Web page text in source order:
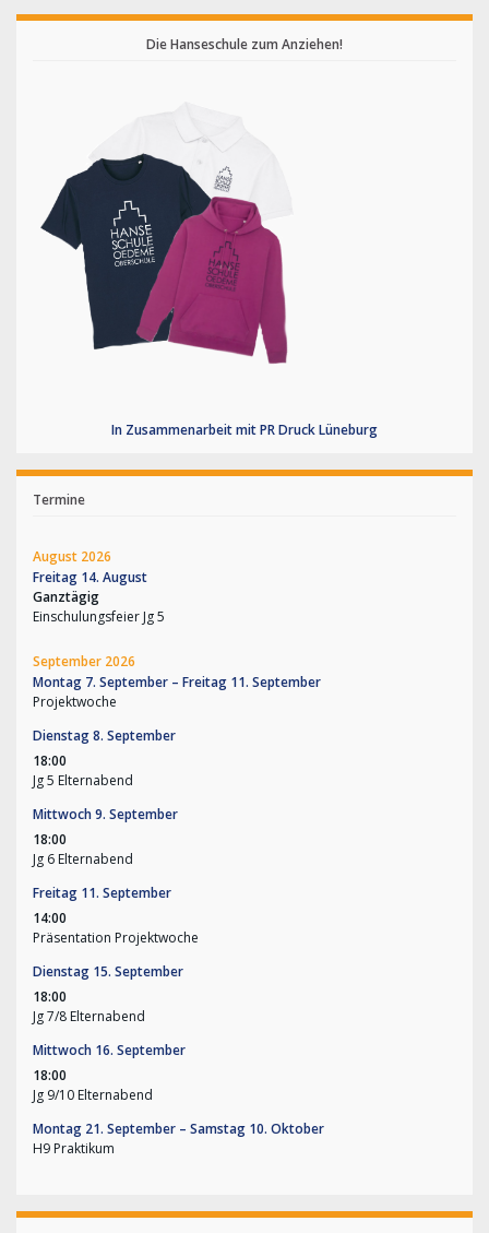
Die Hanseschule zum Anziehen!
In Zusammenarbeit mit PR Druck Lüneburg
Termine
August 2026
Freitag 14. August
Ganztägig
Einschulungsfeier Jg 5
September 2026
Montag 7. September – Freitag 11. September
Projektwoche
Dienstag8. September
18:00
Jg 5 Elternabend
Mittwoch9. September
18:00
Jg 6 Elternabend
Freitag 11. September
14:00
Präsentation Projektwoche
Dienstag 15. September
18:00
Jg 7/8 Elternabend
Mittwoch 16. September
18:00
Jg 9/10 Elternabend
Montag 21. September – Samstag 10. Oktober
H9 Praktikum